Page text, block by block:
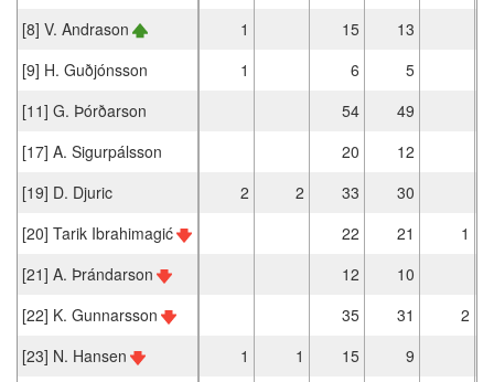
[8] V. Andrason
1 15
13
[9] H. Guðjónsson
1 6
5
[11] G. Þórðarson
54
49
[17] A. Sigurpálsson
20
12
[19] D. Djuric
2 2 33
30
[20] Tarik Ibrahimagić
22 21
1
[21] A. Þrándarson
12
10
[22] K. Gunnarsson
35 31
2
[23] N. Hansen
1 1 15
9